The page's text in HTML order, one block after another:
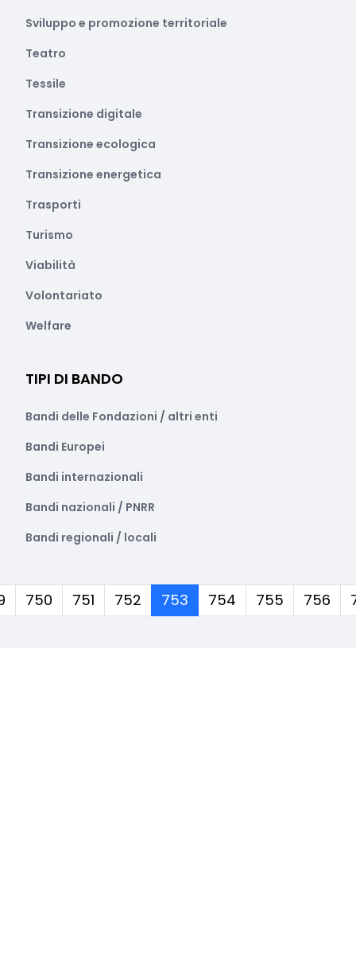
Sviluppo e promozione territoriale
Teatro
Tessile
Transizione digitale
Transizione ecologica
Transizione energetica
Trasporti
Turismo
Viabilità
Volontariato
Welfare
TIPI DI BANDO
Bandi delle Fondazioni / altri enti
Bandi Europei
Bandi internazionali
Bandi nazionali / PNRR
Bandi regionali / locali
750 751 752 753 (corrente)
754 755 756